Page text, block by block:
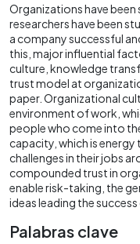
Organizations have been
researchers have been
a company successful
this, major influential
culture, knowledge
trust model at
paper. Organizational
environment of work,
people who come into
capacity, which is
challenges in their jobs
compounded trust in
enable risk-taking, the
ideas leading the success
Palabras clave